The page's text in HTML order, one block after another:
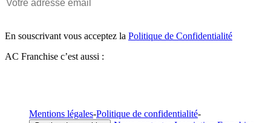
En souscrivant vous acceptez la Politique de Confidentialité
AC Franchise c’est aussi :
Mentions légales-Politique de confidentialité-